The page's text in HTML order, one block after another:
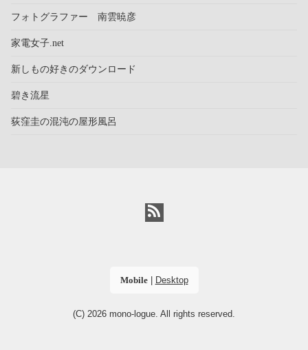
フォトグラファー 南雲暁彦
家電女子.net
新しもの好きのダウンロード
碧き流星
荻窪圭の混沌の屋形風呂
Mobile| Desktop
(C) 2026 mono-logue. All rights reserved.